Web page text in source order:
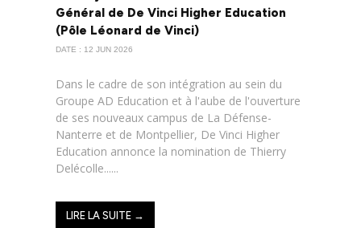
Général de De Vinci Higher Education
(Pôle Léonard de Vinci)
DATE : 12 JUN 2026
Dans le cadre de son intégration au sein du
Groupe AD Education et à l'aube de l'ouverture
de ses nouveaux campus de La Défense-
Nanterre et de Montpellier, De Vinci Higher
Education annonce la nomination de Thierry
Delécolle......
LIRE LA SUITE →